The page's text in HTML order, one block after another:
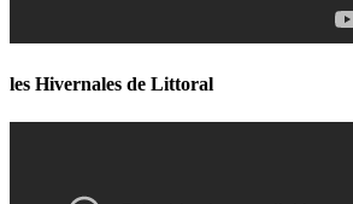
les Hivernales de Littoral